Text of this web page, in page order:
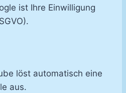
ist Ihre Einwilligung
löst automatisch eine
aus.